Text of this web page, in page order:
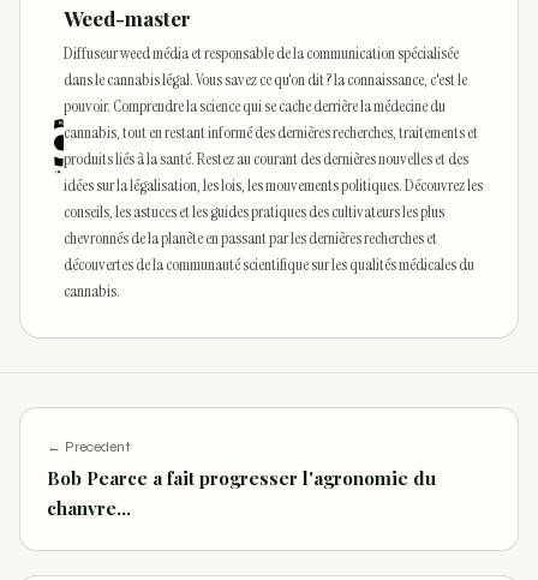
Weed-master
Diffuseur weed média et responsable de la communication spécialisée
dans le cannabis légal. Vous savez ce qu'on dit ? la connaissance, c'est le
pouvoir. Comprendre la science qui se cache derrière la médecine du
cannabis, tout en restant informé des dernières recherches, traitements et
produits liés à la santé. Restez au courant des dernières nouvelles et des
idées sur la légalisation, les lois, les mouvements politiques. Découvrez les
conseils, les astuces et les guides pratiques des cultivateurs les plus
chevronnés de la planète en passant par les dernières recherches et
découvertes de la communauté scientifique sur les qualités médicales du
cannabis.
← Precedent
Bob Pearce a fait progresser l'agronomie du
chanvre…